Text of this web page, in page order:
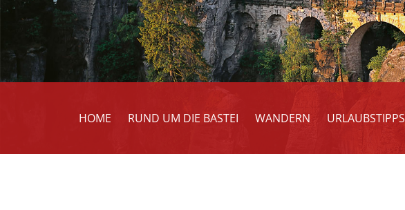
HOME RUND UM DIE BASTEI WANDERN URLAUBSTIPPS